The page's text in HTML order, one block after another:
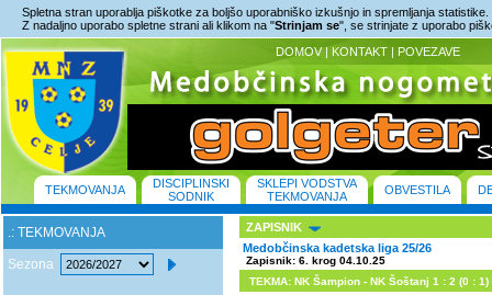
Spletna stran uporablja piškotke za boljšo uporabniško izkušnjo in spremljanja statistike.
Z nadaljno uporabo spletne strani ali klikom na "Strinjam se", se strinjate z uporabo
DOMOV | KONTAKT | POVEZAVE
TEKMOVANJA
DISCIPLINSKI
SODNIK
SKLEPI VODSTVA
TEKMOVANJA
OBVESTILA
.: TEKMOVANJA
Sezona
ZAPISNIK
Medobčinska kadetska liga 25/26
Zapisnik: 6. krog 04.10.25
TEKMA: NK Šampion - NK Šoštanj 1 : 2 (0 : 1)